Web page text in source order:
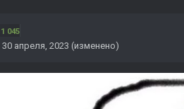
1 045
30 апреля, 2023 (изменено)